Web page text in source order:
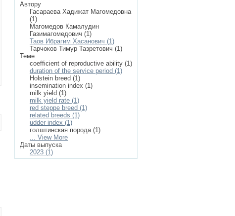
Автору
Гасараева Хадижат Магомедовна
(1)
Магомедов Камалудин
Газимагомедович (1)
Таов Ибрагим Хасанович (1)
Тарчоков Тимур Тазретович (1)
Теме
coefficient of reproductive ability (1)
duration of the service period (1)
Holstein breed (1)
insemination index (1)
milk yield (1)
milk yield rate (1)
red steppe breed (1)
related breeds (1)
udder index (1)
голштинская порода (1)
... View More
Даты выпуска
2023 (1)